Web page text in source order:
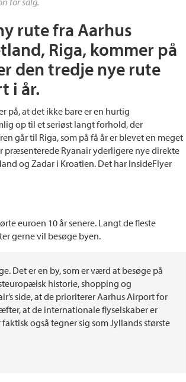
rute fra Aarhus
Riga, kommer på
den tredje nye rute
i år.
på, at det ikke bare er en hurtig
op til et seriøst langt forhold, der
går til Riga, som på få år er blevet en meget
Ryanair yderligere nye direkte
og Zadar i Kroatien. Det har InsideFlyer
euroen 10 år senere. Langt de fleste
gerne vil besøge byen.
Det er en by, som er værd at besøge på
historie, shopping og
side, at de prioriterer Aarhus Airport for
at de internationale flyselskaber er
også tegner sig som Jyllands største